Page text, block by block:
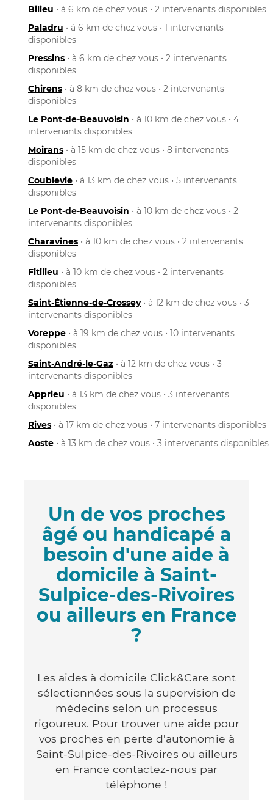
Bilieu • à 6 km de chez vous • 2 intervenants disponibles
Paladru • à 6 km de chez vous • 1 intervenants
disponibles
Pressins • à 6 km de chez vous • 2 intervenants
disponibles
Chirens • à 8 km de chez vous • 2 intervenants
disponibles
Le Pont-de-Beauvoisin • à 10 km de chez vous • 4
intervenants disponibles
Moirans • à 15 km de chez vous • 8 intervenants
disponibles
Coublevie • à 13 km de chez vous • 5 intervenants
disponibles
Le Pont-de-Beauvoisin • à 10 km de chez vous • 2
intervenants disponibles
Charavines • à 10 km de chez vous • 2 intervenants
disponibles
Fitilieu • à 10 km de chez vous • 2 intervenants
disponibles
Saint-Étienne-de-Crossey• à 12 km de chez vous • 3
intervenants disponibles
Voreppe • à 19 km de chez vous • 10 intervenants
disponibles
Saint-André-le-Gaz • à 12 km de chez vous • 3
intervenants disponibles
Apprieu • à 13 km de chez vous • 3 intervenants
disponibles
Rives • à 17 km de chez vous • 7 intervenants disponibles
Aoste • à 13 km de chez vous • 3 intervenants disponibles
Un de vos proches
âgé ou handicapé a
besoin d'une aide à
domicile à Saint-
Sulpice-des-Rivoires
ou ailleurs en France
?
Les aides à domicile Click&Care sont
sélectionnées sous la supervision de
médecins selon un processus
rigoureux. Pour trouver une aide pour
vos proches en perte d'autonomie à
Saint-Sulpice-des-Rivoires ou ailleurs
en France contactez-nous par
téléphone !